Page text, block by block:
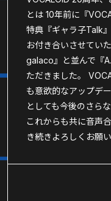
とは 10年前に『
特典『ギャラ子Talk
お付き合いさせてい
galaco』と並んで『
ただきました。
も意欲的なアップデ
としても今後のさら
これからも共に音声
き続きよろしくお願